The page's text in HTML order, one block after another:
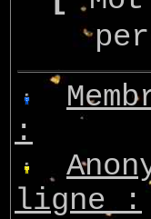
:
ligne :